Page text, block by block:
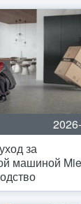
за
машиной